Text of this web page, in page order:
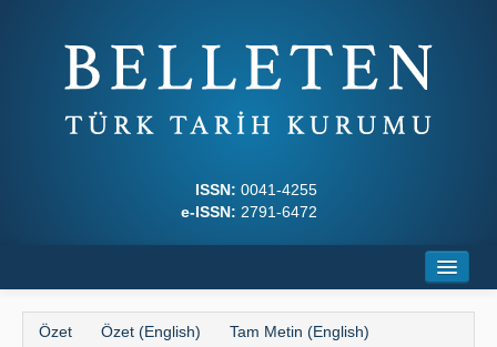
ISSN: 0041-4255
e-ISSN: 2791-6472
Özet Özet (English) Tam Metin (English)